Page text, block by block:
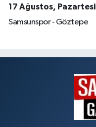
17 Ağustos, Pazartesi
Samsunspor - Göztepe